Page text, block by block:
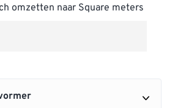
omzetten naar Square meters